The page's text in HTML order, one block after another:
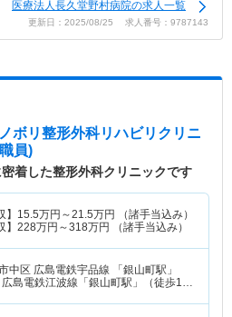
医療法人長久堂野村病院の求人一覧
更新日：2025/08/25 求人番号：9787143
ボリ整形外科リハビリクリニ
員)
着した整形外科クリニックです
15.5万円～21.5万円
（諸手当込み）
228万円～318万円 （諸手当込み）
中区 広島電鉄宇品線 「銀山町駅」
広島電鉄江波線「銀山町駅」（徒歩1